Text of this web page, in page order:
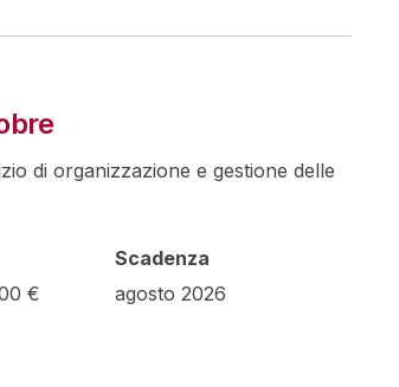
di organizzazione e gestione delle
Scadenza
€ agosto 2026